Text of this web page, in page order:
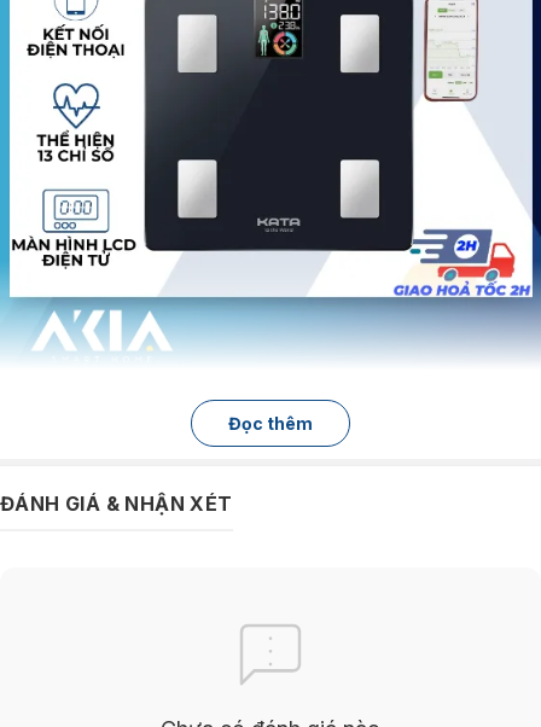
TÍNH NĂNG CHÍNH CỦA CÂN SỨC KHỎE ĐIỆN TỬ
Cân sức khỏe điện tử thông
Đọc thêm
ĐÁNH GIÁ & NHẬN XÉT